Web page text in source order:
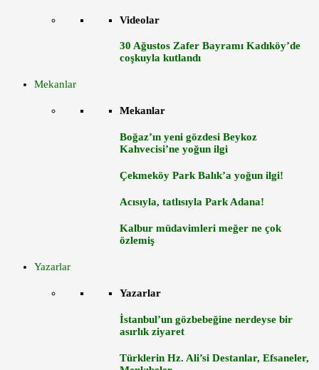
Videolar
30 Ağustos Zafer Bayramı Kadıköy’de
coşkuyla kutlandı
Mekanlar
Mekanlar
Boğaz’ın yeni gözdesi Beykoz
Kahvecisi’ne yoğun ilgi
Çekmeköy Park Balık’a yoğun ilgi!
Acısıyla, tatlısıyla Park Adana!
Kalbur müdavimleri meğer ne çok
özlemiş
Yazarlar
Yazarlar
İstanbul’un gözbebeğine nerdeyse bir
asırlık ziyaret
Türklerin Hz. Ali’si Destanlar, Efsaneler,